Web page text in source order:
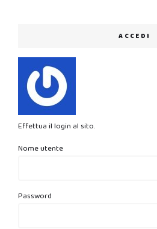
ACCEDI
Effettua il login al sito.
Nome utente
Password